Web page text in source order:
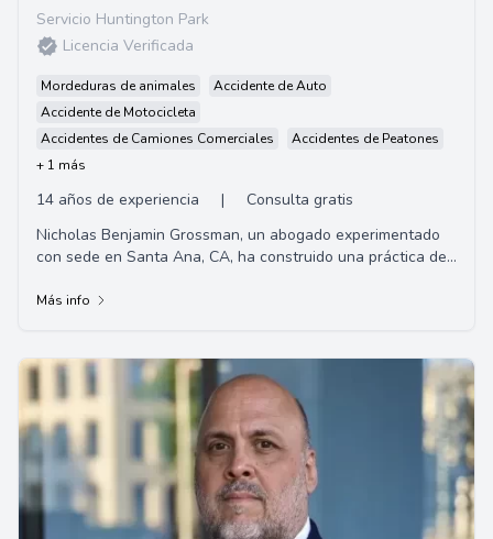
Servicio Huntington Park
Licencia Verificada
Mordeduras de animales
Accidente de Auto
Accidente de Motocicleta
Accidentes de Camiones Comerciales
Accidentes de Peatones
+ 1 más
14 años de experiencia |
Consulta gratis
Nicholas Benjamin Grossman, un abogado experimentado
con sede en Santa Ana, CA, ha construido una práctica de
Más info